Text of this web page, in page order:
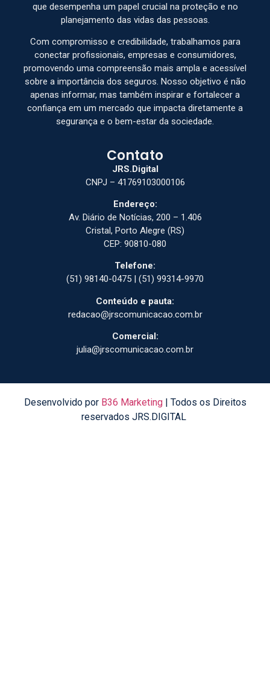
que desempenha um papel crucial na proteção e no
planejamento das vidas das pessoas.
Com compromisso e credibilidade, trabalhamos para
conectar profissionais, empresas e consumidores,
promovendo uma compreensão mais ampla e acessível
sobre a importância dos seguros. Nosso objetivo é não
apenas informar, mas também inspirar e fortalecer a
confiança em um mercado que impacta diretamente a
segurança e o bem-estar da sociedade.
Contato
JRS.Digital
CNPJ – 41769103000106
Endereço:
Av. Diário de Notícias, 200 – 1.406
Cristal, Porto Alegre (RS)
CEP: 90810-080
Telefone:
(51) 98140-0475 | (51) 99314-9970
Conteúdo e pauta:
redacao@jrscomunicacao.com.br
Comercial:
julia@jrscomunicacao.com.br
Desenvolvido por B36 Marketing| Todos os Direitos
reservados JRS.DIGITAL